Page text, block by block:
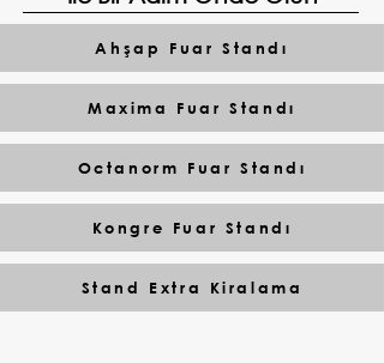
Ahşap Fuar Standı
Maxima Fuar Standı
Octanorm Fuar Standı
Kongre Fuar Standı
Stand Extra Kiralama